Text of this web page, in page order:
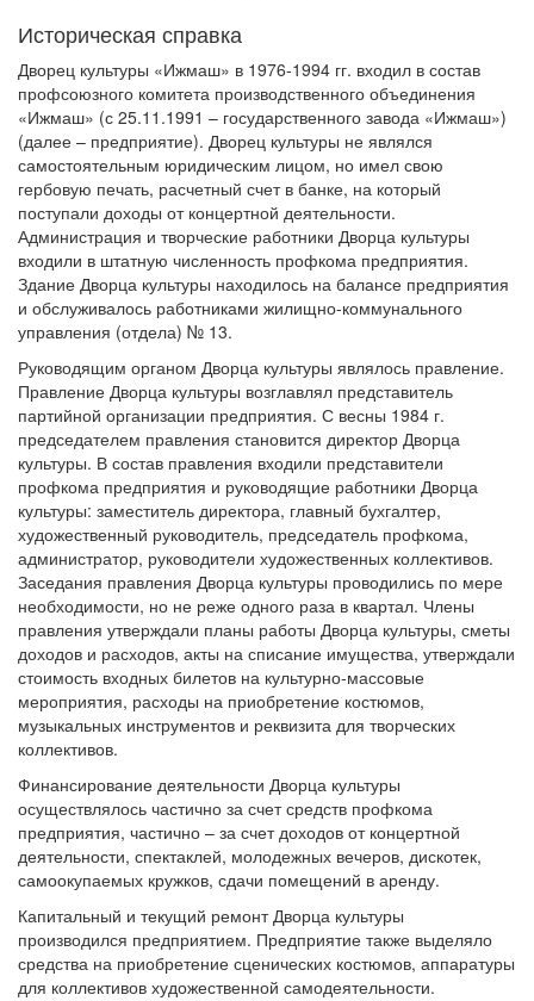
Историческая справка
Дворец культуры «Ижмаш» в 1976-1994 гг. входил в состав
профсоюзного комитета производственного объединения
«Ижмаш» (с 25.11.1991 – государственного завода «Ижмаш»)
(далее – предприятие). Дворец культуры не являлся
самостоятельным юридическим лицом, но имел свою
гербовую печать, расчетный счет в банке, на который
поступали доходы от концертной деятельности.
Администрация и творческие работники Дворца культуры
входили в штатную численность профкома предприятия.
Здание Дворца культуры находилось на балансе предприятия
и обслуживалось работниками жилищно-коммунального
управления (отдела) № 13.
Руководящим органом Дворца культуры являлось правление.
Правление Дворца культуры возглавлял представитель
партийной организации предприятия. С весны 1984 г.
председателем правления становится директор Дворца
культуры. В состав правления входили представители
профкома предприятия и руководящие работники Дворца
культуры: заместитель директора, главный бухгалтер,
художественный руководитель, председатель профкома,
администратор, руководители художественных коллективов.
Заседания правления Дворца культуры проводились по мере
необходимости, но не реже одного раза в квартал. Члены
правления утверждали планы работы Дворца культуры, сметы
доходов и расходов, акты на списание имущества, утверждали
стоимость входных билетов на культурно-массовые
мероприятия, расходы на приобретение костюмов,
музыкальных инструментов и реквизита для творческих
коллективов.
Финансирование деятельности Дворца культуры
осуществлялось частично за счет средств профкома
предприятия, частично – за счет доходов от концертной
деятельности, спектаклей, молодежных вечеров, дискотек,
самоокупаемых кружков, сдачи помещений в аренду.
Капитальный и текущий ремонт Дворца культуры
производился предприятием. Предприятие также выделяло
средства на приобретение сценических костюмов, аппаратуры
для коллективов художественной самодеятельности.